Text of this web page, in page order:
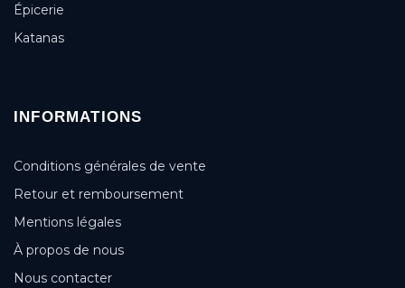
Épicerie
Katanas
INFORMATIONS
Conditions générales de vente
Retour et remboursement
Mentions légales
À propos de nous
Nous contacter